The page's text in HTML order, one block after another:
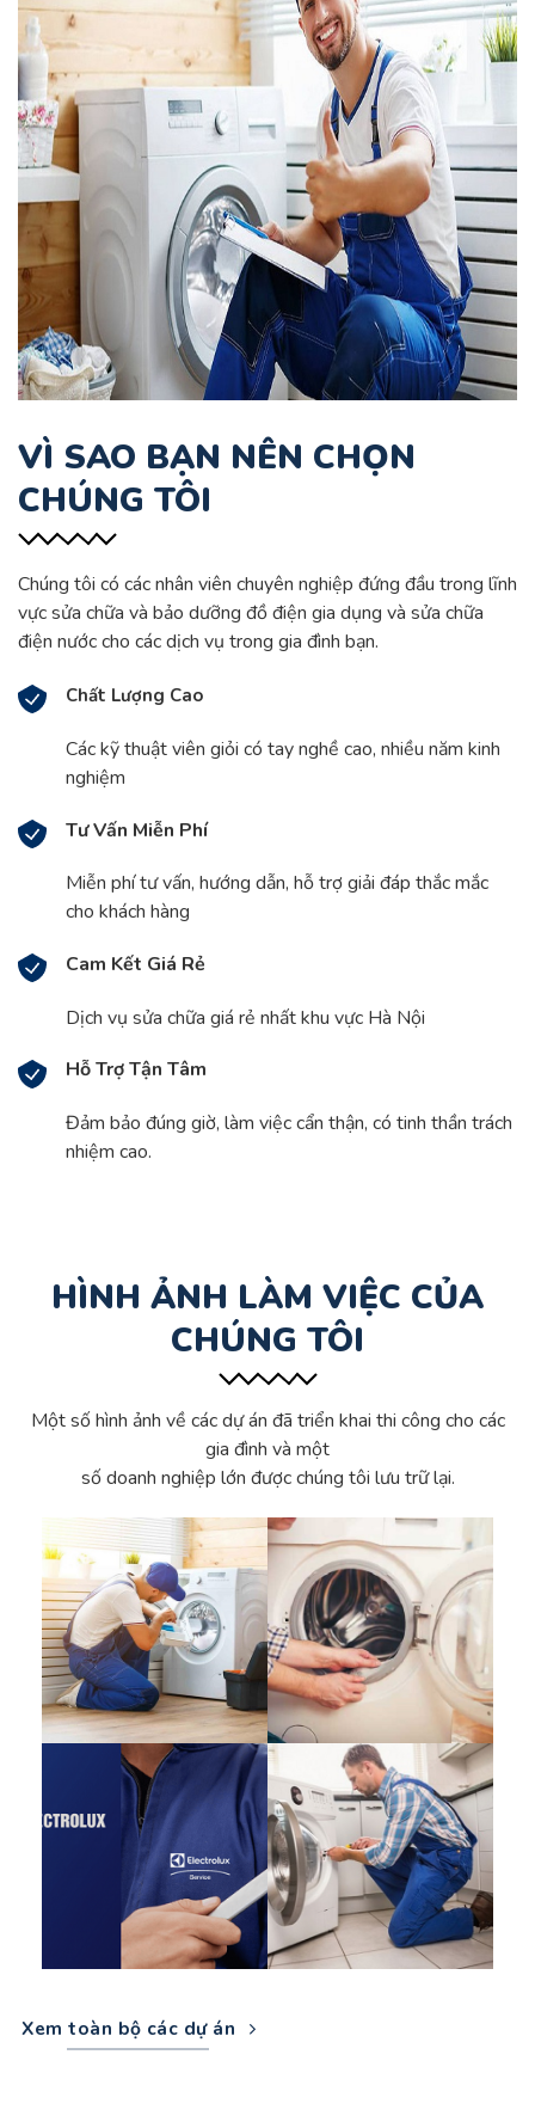
VÌ SAO BẠN NÊN CHỌN
CHÚNG TÔI
Chúng tôi có các nhân viên chuyên nghiệp đứng đầu trong lĩnh
vực sửa chữa và bảo dưỡng đồ điện gia dụng và sửa chữa
điện nước cho các dịch vụ trong gia đình bạn.
Chất Lượng Cao
Các kỹ thuật viên giỏi có tay nghề cao, nhiều năm kinh
nghiệm
Tư Vấn Miễn Phí
Miễn phí tư vấn, hướng dẫn, hỗ trợ giải đáp thắc mắc
cho khách hàng
Cam Kết Giá Rẻ
Dịch vụ sửa chữa giá rẻ nhất khu vực Hà Nội
Hỗ Trợ Tận Tâm
Đảm bảo đúng giờ, làm việc cẩn thận, có tinh thần trách
nhiệm cao.
HÌNH ẢNH LÀM VIỆC CỦA
CHÚNG TÔI
Một số hình ảnh về các dự án đã triển khai thi công cho các
gia đình và một
số doanh nghiệp lớn được chúng tôi lưu trữ lại.
Xem toàn bộ các dự án